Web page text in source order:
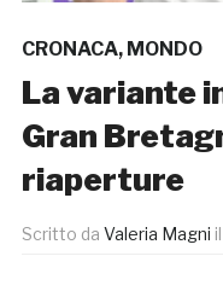
CRONACA, MONDO
La variante
Gran
riaperture
Scritto da Valeria Magni il